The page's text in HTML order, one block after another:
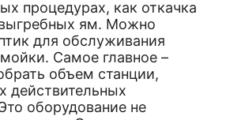
процедурах, как откачка
ям. Можно
для обслуживания
Самое главное –
объем станции,
действительных
оборудование не